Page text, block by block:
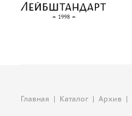
Главная | Каталог | Архив |